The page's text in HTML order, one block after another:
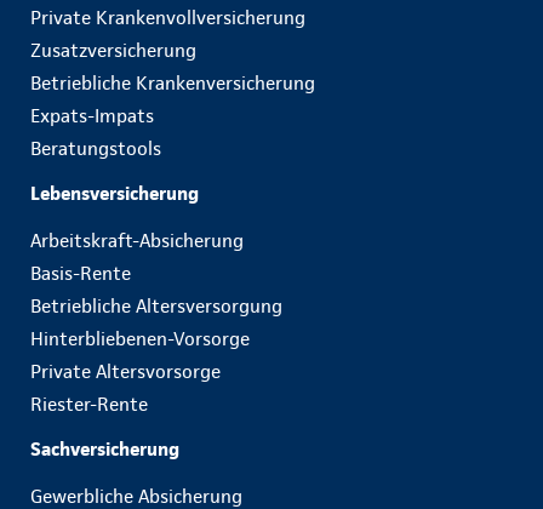
Private Krankenvollversicherung
Zusatzversicherung
Betriebliche Krankenversicherung
Expats-Impats
Beratungstools
Lebensversicherung
Arbeitskraft-Absicherung
Basis-Rente
Betriebliche Altersversorgung
Hinterbliebenen-Vorsorge
Private Altersvorsorge
Riester-Rente
Sachversicherung
Gewerbliche Absicherung